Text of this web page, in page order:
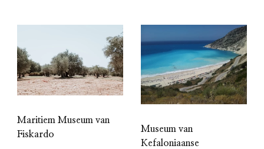
Maritiem Museum van
Fiskardo
Museum van
Kefaloniaanse